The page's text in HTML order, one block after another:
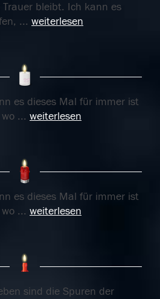
bleibt. Ich kann es
... weiterlesen
es dieses Mal für immer ist
... weiterlesen
es dieses Mal für immer ist
... weiterlesen
sind die Spuren der